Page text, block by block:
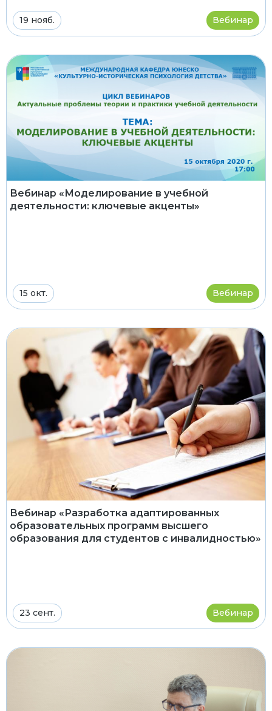
19 нояб. Вебинар
Вебинар «Моделирование в учебной
деятельности: ключевые акценты»
15 окт. Вебинар
Вебинар «Разработка адаптированных
образовательных программ высшего
образования для студентов с инвалидностью»
23 сент. Вебинар